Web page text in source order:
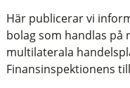
Här publicerar vi
bolag som handlas på
multilaterala
Finansinspektionens